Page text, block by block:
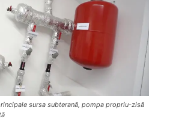
sursa subterană, pompa propriu-zisă